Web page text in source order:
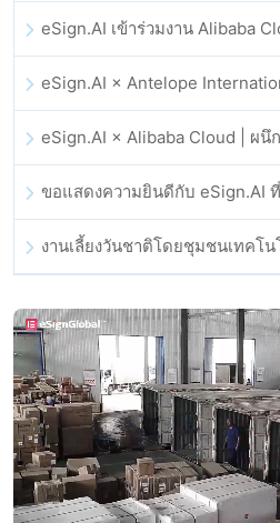
งานเลี้ยงวันชาติโดยชุมชนเทคโ